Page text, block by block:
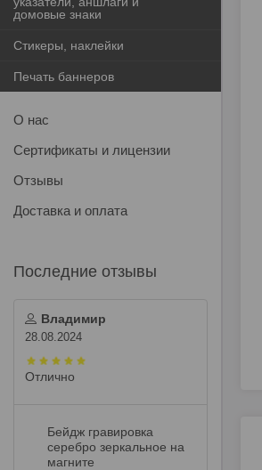
домовые знаки
Стикеры, наклейки
Печать баннеров
О нас
Сертификаты и лицензии
Отзывы
Доставка и оплата
Владимир
28.08.2024
Отлично
Бейдж гравировка
серебро зеркальное на
магните